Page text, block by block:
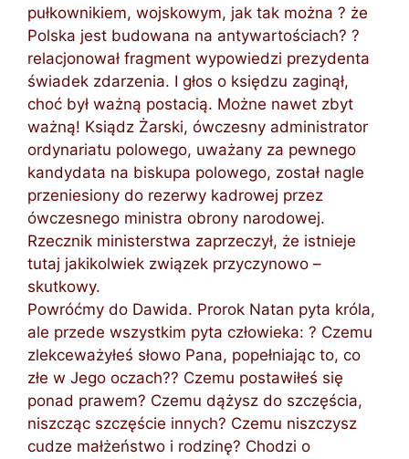
pułkownikiem, wojskowym, jak tak można ? że
Polska jest budowana na antywartościach? ?
relacjonował fragment wypowiedzi prezydenta
świadek zdarzenia. I głos o księdzu zaginął,
choć był ważną postacią. Możne nawet zbyt
ważną! Ksiądz Żarski, ówczesny administrator
ordynariatu polowego, uważany za pewnego
kandydata na biskupa polowego, został nagle
przeniesiony do rezerwy kadrowej przez
ówczesnego ministra obrony narodowej.
Rzecznik ministerstwa zaprzeczył, że istnieje
tutaj jakikolwiek związek przyczynowo –
skutkowy.
Powróćmy do Dawida. Prorok Natan pyta króla,
ale przede wszystkim pyta człowieka: ? Czemu
zlekceważyłeś słowo Pana, popełniając to, co
złe w Jego oczach?? Czemu postawiłeś się
ponad prawem? Czemu dążysz do szczęścia,
niszcząc szczęście innych? Czemu niszczysz
cudze małżeństwo i rodzinę? Chodzi o